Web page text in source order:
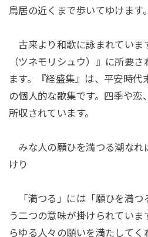
鳥居の近くまで歩いてゆけます。
古来より和歌に詠まれていま
（ツネモリシュウ）』に所要
ます。『経盛集』は、平安時代
の個人的な歌集です。四季や恋
所収されています。
みな人の願ひを満つる潮なれ
けり
「満つる」には「願ひを満
う二つの意味が掛けられていま
らゆる人々の願いを満たして